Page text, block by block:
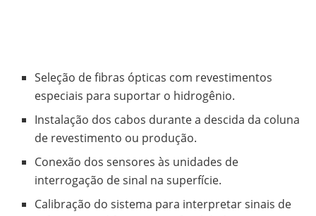
Seleção de fibras ópticas com revestimentos
especiais para suportar o hidrogênio.
Instalação dos cabos durante a descida da coluna
de revestimento ou produção.
Conexão dos sensores às unidades de
interrogação de sinal na superfície.
Calibração do sistema para interpretar sinais de